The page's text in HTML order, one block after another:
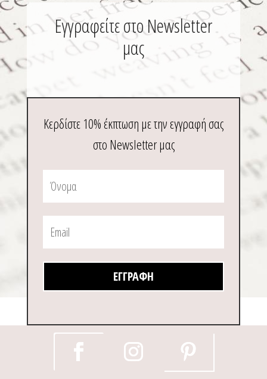
Εγγραφείτε στο Newsletter
μας
Κερδίστε 10% έκπτωση με την εγγραφή σας
στο Newsletter μας
ΕΓΓΡΑΦΉ